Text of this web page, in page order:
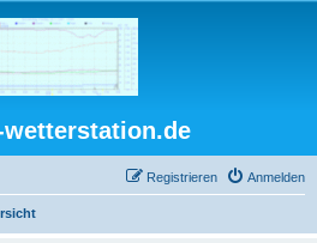
Anmelden
Registrieren